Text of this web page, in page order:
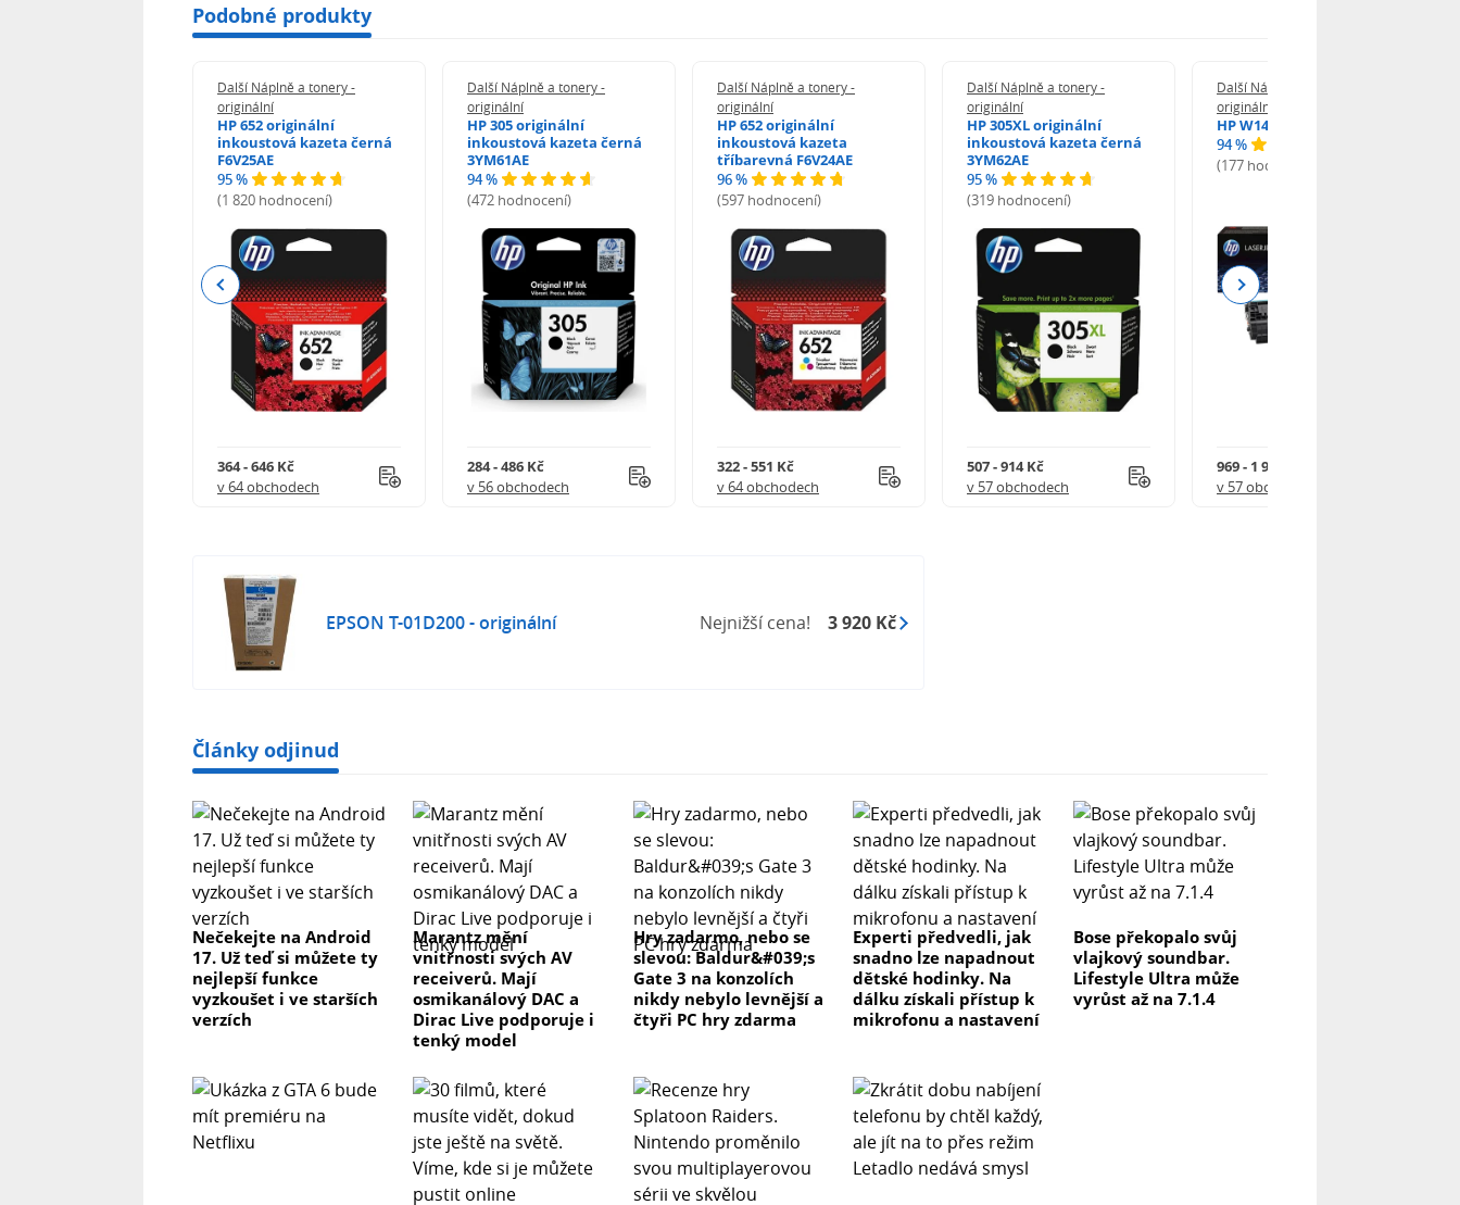
Podobné produkty
Další Náplně a tonery -
originální
HP 652 originální
inkoustová kazeta černá
F6V25AE
95 %
(1 820 hodnocení)
364 - 646 Kč
v 64 obchodech
Další Náplně a tonery -
originální
HP 305 originální
inkoustová kazeta černá
3YM61AE
94 %
(472 hodnocení)
284 - 486 Kč
v 56 obchodech
Další Náplně a tonery -
originální
HP 652 originální
inkoustová kazeta
tříbarevná F6V24AE
96 %
(597 hodnocení)
322 - 551 Kč
v 64 obchodech
Další Náplně a tonery -
originální
HP 305XL originální
inkoustová kazeta černá
3YM62AE
95 %
(319 hodnocení)
507 - 914 Kč
v 57 obchodech
Další Náplně a tonery -
originální
HP W1420A - originální
94 %
(177 hodnocení)
969 - 1 918 Kč
v 57 obchodech
Previous Next
EPSON T-01D200 - originální Nejnižší cena! 3 920 Kč
Články odjinud
Nečekejte na Android
17. Už teď si můžete ty
nejlepší funkce
vyzkoušet i ve starších
verzích
Marantz mění
vnitřnosti svých AV
receiverů. Mají
osmikanálový DAC a
Dirac Live podporuje i
tenký model
Hry zadarmo, nebo se
slevou: Baldur&#039;s
Gate 3 na konzolích
nikdy nebylo levnější a
čtyři PC hry zdarma
Experti předvedli, jak
snadno lze napadnout
dětské hodinky. Na
dálku získali přístup k
mikrofonu a nastavení
Bose překopalo svůj
vlajkový soundbar.
Lifestyle Ultra může
vyrůst až na 7.1.4